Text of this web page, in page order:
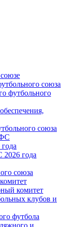
союза
футбольного
союза
года
союза
комитет
клубов и
футбола
и